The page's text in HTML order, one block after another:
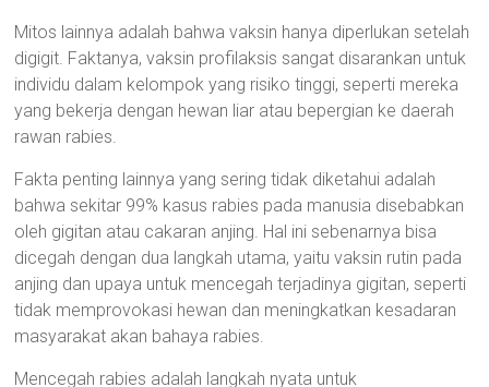
Mitos lainnya adalah bahwa vaksin hanya diperlukan setelah
digigit. Faktanya, vaksin profilaksis sangat disarankan untuk
individu dalam kelompok yang risiko tinggi, seperti mereka
yang bekerja dengan hewan liar atau bepergian ke daerah
rawan rabies.
Fakta penting lainnya yang sering tidak diketahui adalah
bahwa sekitar 99% kasus rabies pada manusia disebabkan
oleh gigitan atau cakaran anjing. Hal ini sebenarnya bisa
dicegah dengan dua langkah utama, yaitu vaksin rutin pada
anjing dan upaya untuk mencegah terjadinya gigitan, seperti
tidak memprovokasi hewan dan meningkatkan kesadaran
masyarakat akan bahaya rabies.
Mencegah rabies adalah langkah nyata untuk